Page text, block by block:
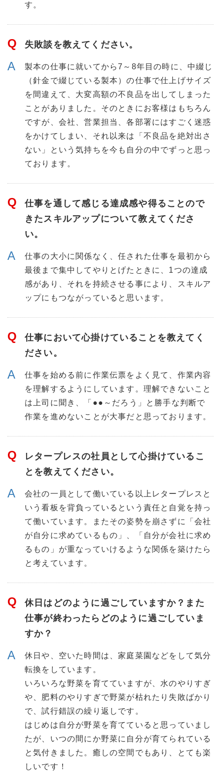
す。
失敗談を教えてください。
製本の仕事に就いてから7～8年目の時に、中綴じ
（針金で綴じている製本）の仕事で仕上げサイズ
を間違えて、大変高額の不良品を出してしまった
ことがありました。そのときにお客様はもちろん
ですが、会社、営業担当、各部署にはすごく迷惑
をかけてしまい、それ以来は「不良品を絶対出さ
ない」という気持ちを今も自分の中でずっと思っ
ております。
仕事を通して感じる達成感や得ることので
きたスキルアップについて教えてくださ
い。
仕事の大小に関係なく、任された仕事を最初から
最後まで集中してやりとげたときに、1つの達成
感があり、それを持続させる事により、スキルア
ップにもつながっていると思います。
仕事において心掛けていることを教えてく
ださい。
仕事を始める前に作業伝票をよく見て、作業内容
を理解するようにしています。理解できないこと
は上司に聞き、「●●～だろう」と勝手な判断で
作業を進めないことが大事だと思っております。
レタープレスの社員として心掛けているこ
とを教えてください。
会社の一員として働いている以上レタープレスと
いう看板を背負っているという責任と自覚を持っ
て働いています。またその姿勢を崩さずに「会社
が自分に求めているもの」、「自分が会社に求め
るもの」が重なっていけるような関係を築けたら
と考えています。
休日はどのように過ごしていますか？また
仕事が終わったらどのように過ごしていま
すか？
休日や、空いた時間は、家庭菜園などをして気分
転換をしています。
いろいろな野菜を育てていますが、水のやりすぎ
や、肥料のやりすぎで野菜が枯れたり失敗ばかり
で、試行錯誤の繰り返しです。
はじめは自分が野菜を育てていると思っていまし
たが、いつの間にか野菜に自分が育てられている
と気付きました。癒しの空間でもあり、とても楽
しいです！